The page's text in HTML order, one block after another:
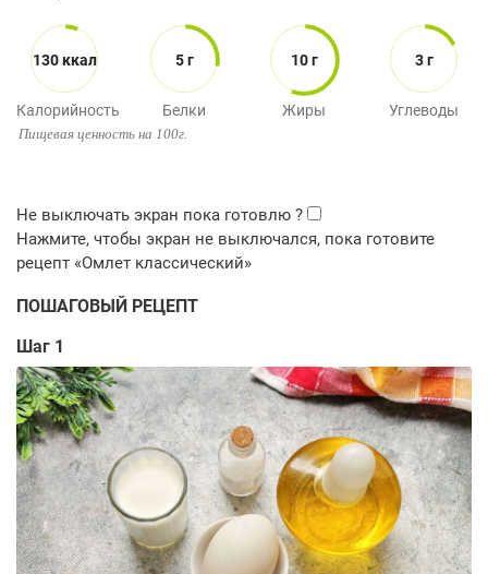
130 ккал
Калорийность
5 г
Белки
10 г
Жиры
3 г
Углеводы
Пищевая ценность на 100г.
ПОШАГОВЫЙ РЕЦЕПТ
Шаг 1